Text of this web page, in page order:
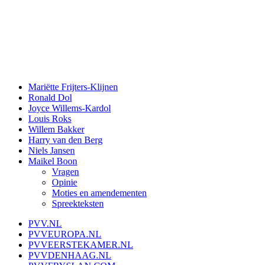
Mariëtte Frijters-Klijnen
Ronald Dol
Joyce Willems-Kardol
Louis Roks
Willem Bakker
Harry van den Berg
Niels Jansen
Maikel Boon
Vragen
Opinie
Moties en amendementen
Spreekteksten
PVV.NL
PVVEUROPA.NL
PVVEERSTEKAMER.NL
PVVDENHAAG.NL